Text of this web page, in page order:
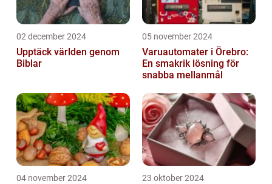
02 december 2024
Upptäck världen genom
Biblar
05 november 2024
Varuautomater i Örebro:
En smakrik lösning för
snabba mellanmål
04 november 2024 23 oktober 2024